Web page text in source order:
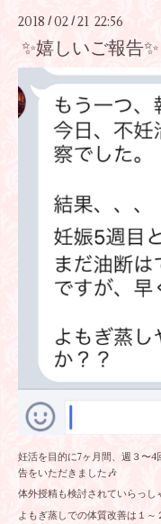
2018 / 02 /21 22:56
✨嬉しいご報告✨
妊活を目的に7ヶ月間、週３〜
告をいただきました🎶
体外授精も検討されていらっし
よもぎ蒸しでの体質改善は１